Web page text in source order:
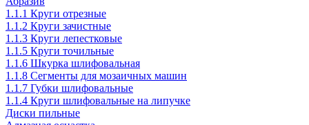
1.1.1 Круги отрезные
1.1.2 Круги зачистные
1.1.3 Круги лепестковые
1.1.5 Круги точильные
1.1.6 Шкурка шлифовальная
1.1.8 Сегменты для мозаичных машин
1.1.7 Губки шлифовальные
1.1.4 Круги шлифовальные на липучке
Диски пильные